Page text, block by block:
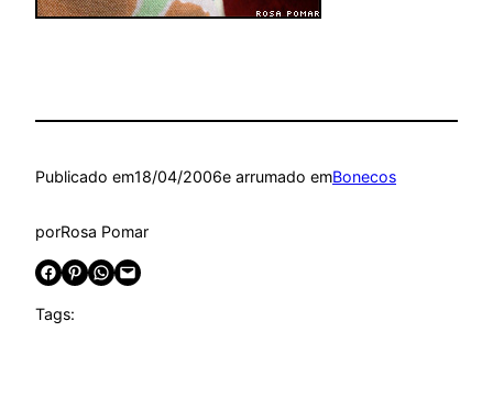
Publicado em18/04/2006e arrumado emBonecos
porRosa Pomar
Share on Facebook Share on Pinterest Share on WhatsApp Email this Page
Tags: